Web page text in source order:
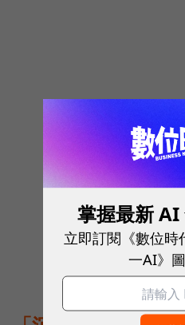
掌握最新 AI
立即訂閱《數位時
一AI》